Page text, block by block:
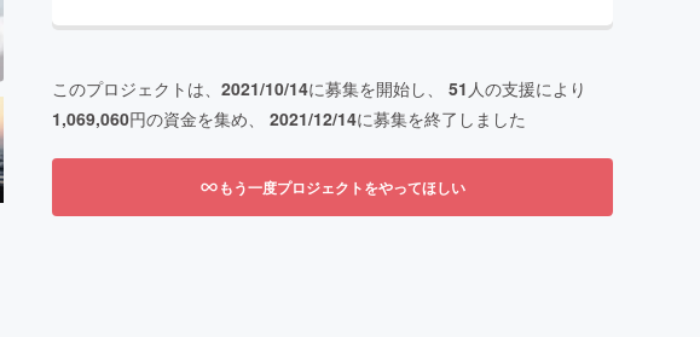
このプロジェクトは、 2021/10/14に募集を開始し、 51 人の支援により
1,069,060円の資金を集め、 2021/12/14に募集を終了しました
もう一度プロジェクトをやってほしい